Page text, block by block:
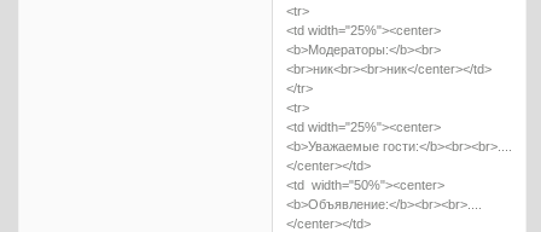
<tr>
<td width="25%"><center>
<b>Модераторы:</b><br>
<br>ник<br><br>ник</center></td>
</tr>
<tr>
<td width="25%"><center>
<b>Уважаемые гости:</b><br><br>....
</center></td>
<td width="50%"><center>
<b>Объявление:</b><br><br>....
</center></td>